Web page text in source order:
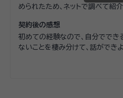
められたため、ネットで調べて紹
約させていただきました
契約後の感想
初めての経験なので、自分ででき
ないことを棲み分けて、話ができ